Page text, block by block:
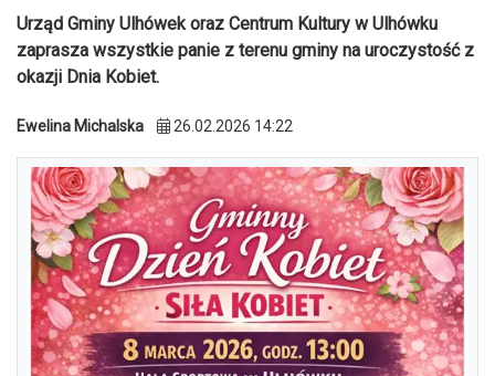
Urząd Gminy Ulhówek oraz Centrum Kultury w Ulhówku
zaprasza wszystkie panie z terenu gminy na uroczystość z
okazji Dnia Kobiet.
Ewelina Michalska 26.02.2026 14:22